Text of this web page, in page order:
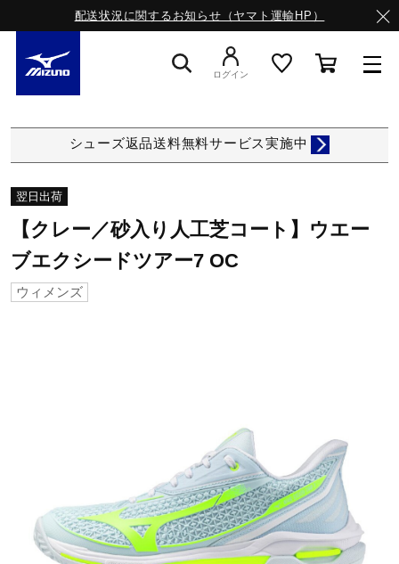
配送状況に関するお知らせ（ヤマト運輸HP）
スニーカー
ランニング
ゴルフ
ログイン
シューズ返品送料無料サービス実施中
翌日出荷
【クレー／砂入り人工芝コート】ウエー
ブエクシードツアー7 OC
ウィメンズ